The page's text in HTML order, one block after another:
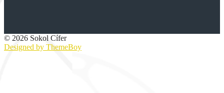
© 2026 Sokol Cífer
Designed by ThemeBoy